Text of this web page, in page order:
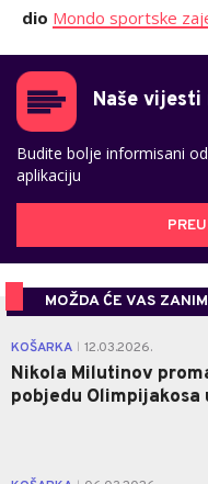
dio Mondo sportske
Naše vijesti
Budite bolje informisani
aplikaciju
MOŽDA ĆE VAS
KOŠARKA 12.03.2026.
Nikola Milutinov
pobjedu Olimpijakosa